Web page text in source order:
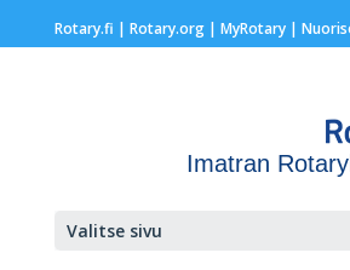
Rotary.fi | Rotary.org| MyRotary |
Imatran
Valitse sivu